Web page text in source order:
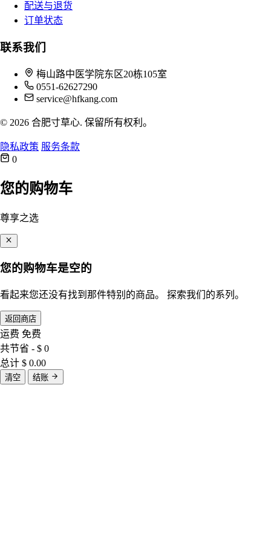
配送与退货
订单状态
联系我们
梅山路中医学院东区20栋105室
0551-62627290
service@hfkang.com
© 2026 合肥寸草心. 保留所有权利。
隐私政策 服务条款
0
您的购物车
尊享之选
您的购物车是空的
看起来您还没有找到那件特别的商品。 探索我们的系列。
返回商店
运费 免费
共节省 - $ 0
总计 $ 0.00
清空 结账